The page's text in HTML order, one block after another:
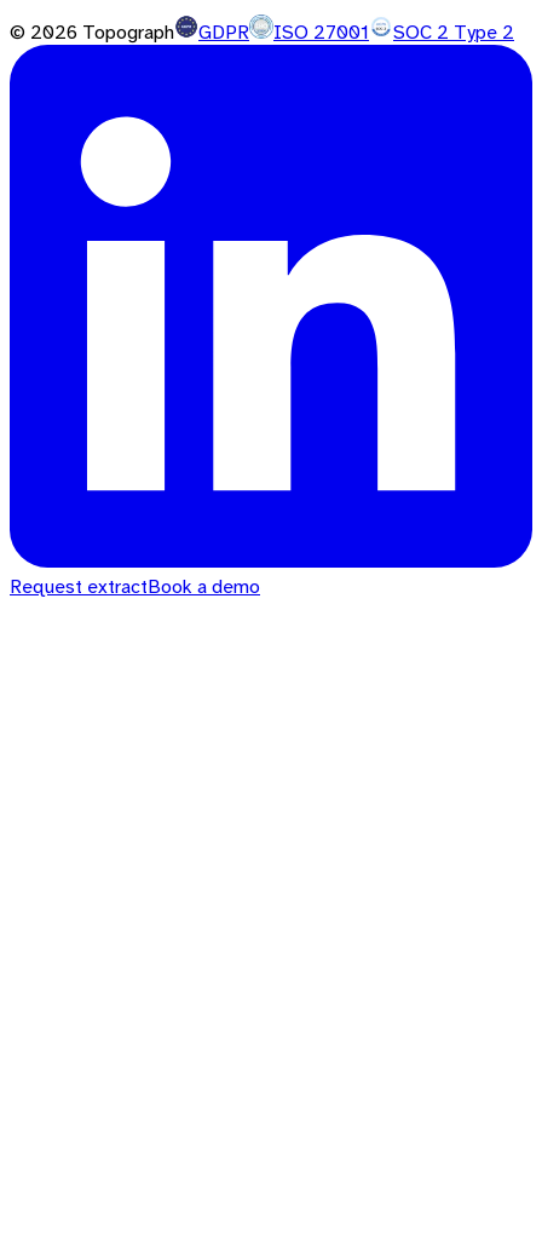
© 2026 Topograph GDPR ISO 27001 SOC 2 Type 2
Request extractBook a demo